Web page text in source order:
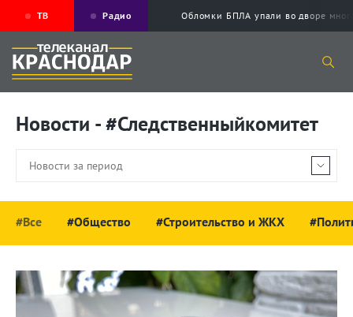
ТВ Радио Обломки БПЛА упали во дворе
Новости - #Следственныйкомитет
#Все #Общество #Строительство и ЖКХ